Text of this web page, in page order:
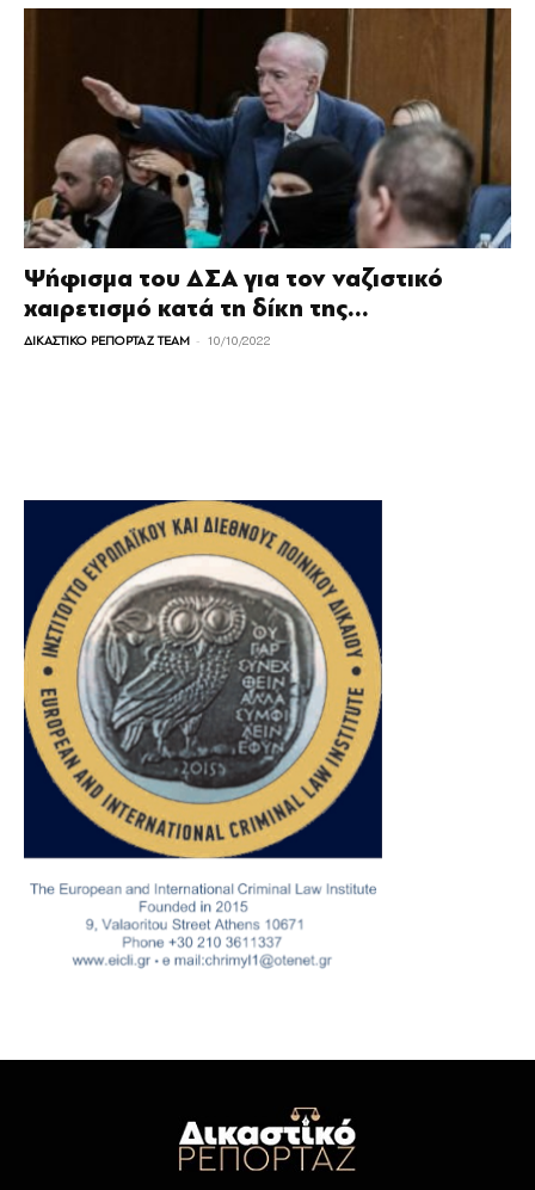
Ψήφισμα του ΔΣΑ για τον ναζιστικό
χαιρετισμό κατά τη δίκη της...
ΔΙΚΑΣΤΙΚΟ ΡΕΠΟΡΤΑΖ TEAM - 10/10/2022